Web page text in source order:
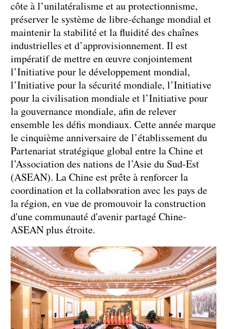
côte à l’unilatéralisme et au protectionnisme,
préserver le système de libre-échange mondial et
maintenir la stabilité et la fluidité des chaînes
industrielles et d’approvisionnement. Il est
impératif de mettre en œuvre conjointement
l’Initiative pour le développement mondial,
l’Initiative pour la sécurité mondiale, l’Initiative
pour la civilisation mondiale et l’Initiative pour
la gouvernance mondiale, afin de relever
ensemble les défis mondiaux. Cette année marque
le cinquième anniversaire de l’établissement du
Partenariat stratégique global entre la Chine et
l’Association des nations de l’Asie du Sud-Est
(ASEAN). La Chine est prête à renforcer la
coordination et la collaboration avec les pays de
la région, en vue de promouvoir la construction
d'une communauté d'avenir partagé Chine-
ASEAN plus étroite.